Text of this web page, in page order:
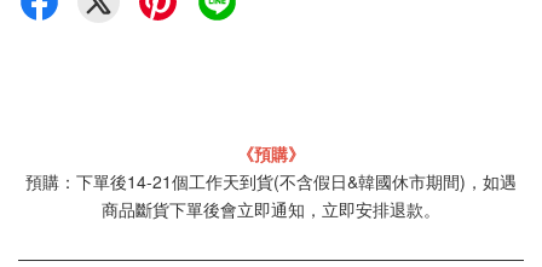
《預購》
預購：下單後14-21個工作天到貨(不含假日&韓國休市期間)，如遇
商品斷貨下單後會立即通知，立即安排退款。